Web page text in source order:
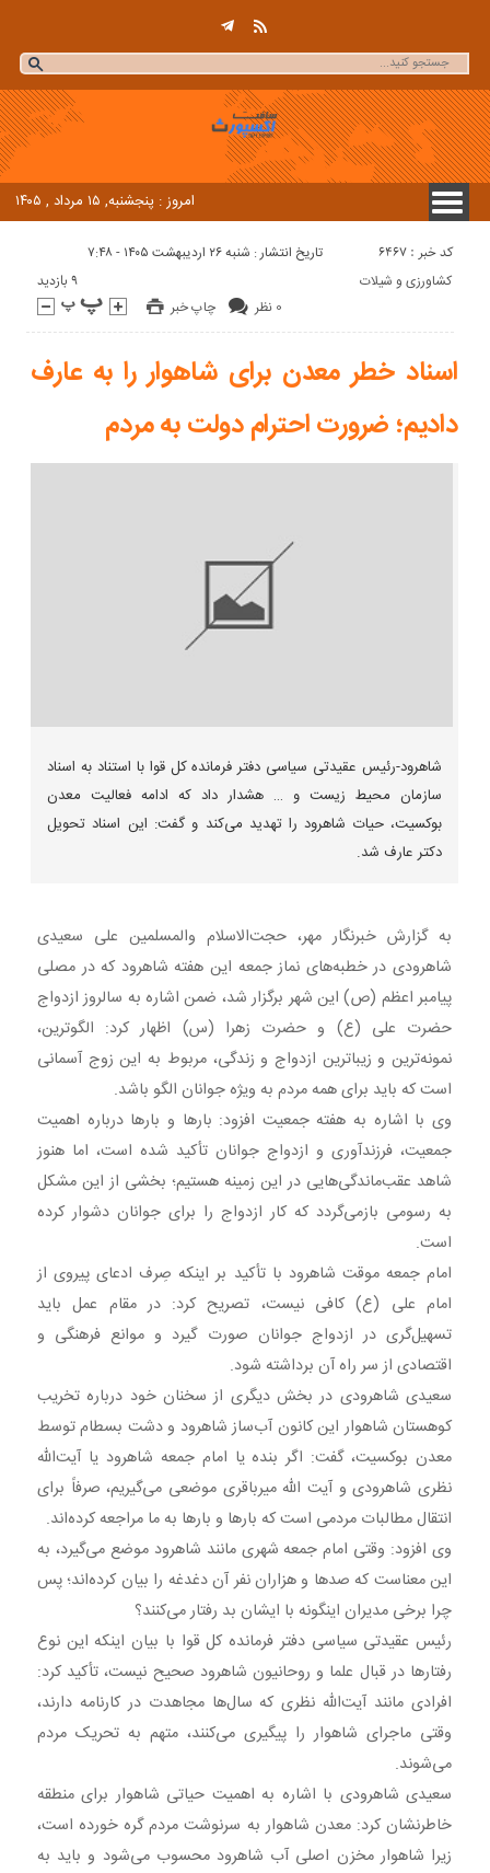
امروز : پنجشنبه, ۱۵ مرداد , ۱۴۰۵
کد خبر : 6467 تاریخ انتشار : شنبه ۲۶ اردیبهشت ۱۴۰۵ - ۷:۴۸
چاپ خبر 0 نظر
کشاورزی و شیلات 9 بازدید
اسناد خطر معدن برای شاهوار را به عارف
دادیم؛ ضرورت احترام دولت به مردم
شاهرود-رئیس عقیدتی سیاسی دفتر فرمانده کل قوا با استناد به اسناد
سازمان محیط زیست و … هشدار داد که ادامه فعالیت معدن
بوکسیت، حیات شاهرود را تهدید می‌کند و گفت: این اسناد تحویل
دکتر عارف شد.
به گزارش خبرنگار مهر، حجت‌الاسلام والمسلمین علی سعیدی
شاهرودی در خطبه‌های نماز جمعه این هفته شاهرود که در مصلی
پیامبر اعظم (ص) این شهر برگزار شد، ضمن اشاره به سالروز ازدواج
حضرت علی (ع) و حضرت زهرا (س) اظهار کرد: الگوترین،
نمونه‌ترین و زیباترین ازدواج و زندگی، مربوط به این زوج آسمانی
است که باید برای همه مردم به ویژه جوانان الگو باشد.
وی با اشاره به هفته جمعیت افزود: بارها و بارها درباره اهمیت
جمعیت، فرزندآوری و ازدواج جوانان تأکید شده است، اما هنوز
شاهد عقب‌ماندگی‌هایی در این زمینه هستیم؛ بخشی از این مشکل
به رسومی بازمی‌گردد که کار ازدواج را برای جوانان دشوار کرده
است.
امام جمعه موقت شاهرود با تأکید بر اینکه صِرف ادعای پیروی از
امام علی (ع) کافی نیست، تصریح کرد: در مقام عمل باید
تسهیل‌گری در ازدواج جوانان صورت گیرد و موانع فرهنگی و
اقتصادی از سر راه آن برداشته شود.
سعیدی شاهرودی در بخش دیگری از سخنان خود درباره تخریب
کوهستان شاهوار این کانون آب‌ساز شاهرود و دشت بسطام توسط
معدن بوکسیت، گفت: اگر بنده یا امام جمعه شاهرود یا آیت‌الله
نظری شاهرودی و آیت الله میرباقری موضعی می‌گیریم، صرفاً برای
انتقال مطالبات مردمی است که بارها و بارها به ما مراجعه کرده‌اند.
وی افزود: وقتی امام جمعه شهری مانند شاهرود موضع می‌گیرد، به
این معناست که صدها و هزاران نفر آن دغدغه را بیان کرده‌اند؛ پس
چرا برخی مدیران اینگونه با ایشان بد رفتار می‌کنند؟
رئیس عقیدتی سیاسی دفتر فرمانده کل قوا با بیان اینکه این نوع
رفتارها در قبال علما و روحانیون شاهرود صحیح نیست، تأکید کرد:
افرادی مانند آیت‌الله نظری که سال‌ها مجاهدت در کارنامه دارند،
وقتی ماجرای شاهوار را پیگیری می‌کنند، متهم به تحریک مردم
می‌شوند.
سعیدی شاهرودی با اشاره به اهمیت حیاتی شاهوار برای منطقه
خاطرنشان کرد: معدن شاهوار به سرنوشت مردم گره خورده است،
زیرا شاهوار مخزن اصلی آب شاهرود محسوب می‌شود و باید به